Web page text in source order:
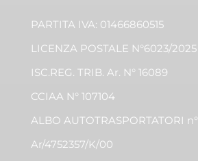
PARTITA IVA: 01466860515
LICENZA POSTALE N°6023/2025
ISC.REG. TRIB. Ar. N° 16089
CCIAA N° 107104
ALBO AUTOTRASPORTATORI n°
Ar/4752357/K/00